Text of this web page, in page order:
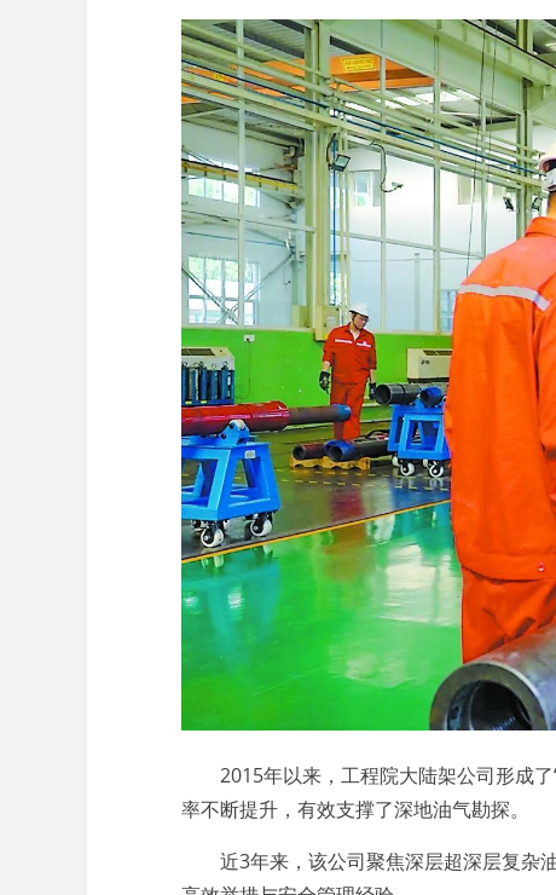
2015年以来，工程院大陆架公司形成了
率不断提升，有效支撑了深地油气勘探。
近3年来，该公司聚焦深层超深层复杂油